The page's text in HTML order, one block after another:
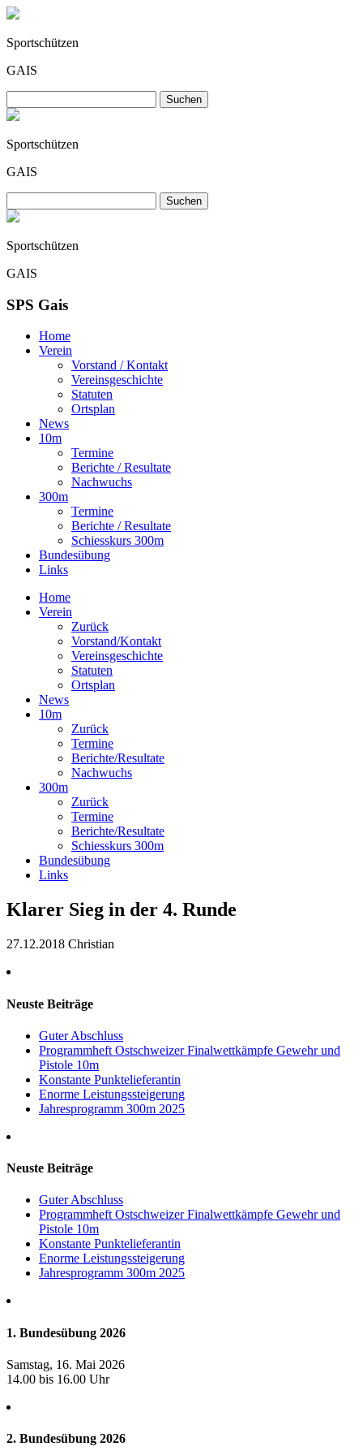
Sportschützen
GAIS
Sportschützen
GAIS
Sportschützen
GAIS
SPS Gais
Home
Verein
Vorstand / Kontakt
Vereinsgeschichte
Statuten
Ortsplan
News
10m
Termine
Berichte / Resultate
Nachwuchs
300m
Termine
Berichte / Resultate
Schiesskurs 300m
Bundesübung
Links
Home
Verein
Zurück
Vorstand/Kontakt
Vereinsgeschichte
Statuten
Ortsplan
News
10m
Zurück
Termine
Berichte/Resultate
Nachwuchs
300m
Zurück
Termine
Berichte/Resultate
Schiesskurs 300m
Bundesübung
Links
Klarer Sieg in der 4. Runde
27.12.2018 Christian
Neuste Beiträge
Guter Abschluss
Programmheft Ostschweizer Finalwettkämpfe Gewehr und
Pistole 10m
Konstante Punktelieferantin
Enorme Leistungssteigerung
Jahresprogramm 300m 2025
Neuste Beiträge
Guter Abschluss
Programmheft Ostschweizer Finalwettkämpfe Gewehr und
Pistole 10m
Konstante Punktelieferantin
Enorme Leistungssteigerung
Jahresprogramm 300m 2025
1. Bundesübung 2026
Samstag, 16. Mai 2026
14.00 bis 16.00 Uhr
2. Bundesübung 2026